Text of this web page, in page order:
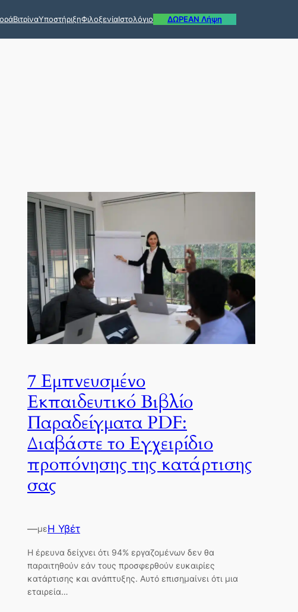
ΒιτρίναΥποστήριξηΦιλοξενίαΙστολόγιο ΔΩΡΕΑΝ Λήψη
7 Εμπνευσμένο
Εκπαιδευτικό Βιβλίο
Παραδείγματα PDF:
Διαβάστε το Εγχειρίδιο
προπόνησης της κατάρτισης
σας
—μεΗ Υβέτ
Η έρευνα δείχνει ότι 94% εργαζομένων δεν θα
παραιτηθούν εάν τους προσφερθούν ευκαιρίες
κατάρτισης και ανάπτυξης. Αυτό επισημαίνει ότι μια
εταιρεία…